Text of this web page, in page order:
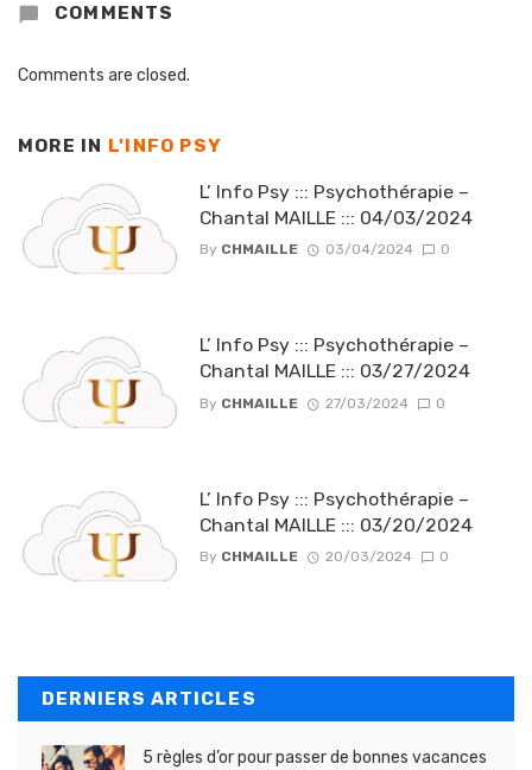
COMMENTS
Comments are closed.
MORE IN L'INFO PSY
L’ Info Psy ::: Psychothérapie –
Chantal MAILLE ::: 04/03/2024
By CHMAILLE 03/04/2024 0
L’ Info Psy ::: Psychothérapie –
Chantal MAILLE ::: 03/27/2024
By CHMAILLE 27/03/2024 0
L’ Info Psy ::: Psychothérapie –
Chantal MAILLE ::: 03/20/2024
By CHMAILLE 20/03/2024 0
DERNIERS ARTICLES
5 règles d’or pour passer de bonnes vacances